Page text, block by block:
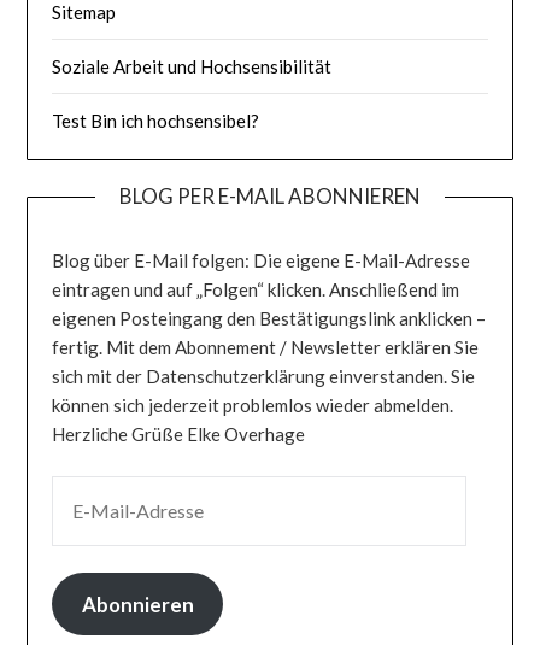
Sitemap
Soziale Arbeit und Hochsensibilität
Test Bin ich hochsensibel?
BLOG PER E-MAIL ABONNIEREN
Blog über E-Mail folgen: Die eigene E-Mail-Adresse
eintragen und auf „Folgen“ klicken. Anschließend im
eigenen Posteingang den Bestätigungslink anklicken –
fertig. Mit dem Abonnement / Newsletter erklären Sie
sich mit der Datenschutzerklärung einverstanden. Sie
können sich jederzeit problemlos wieder abmelden.
Herzliche Grüße Elke Overhage
Abonnieren